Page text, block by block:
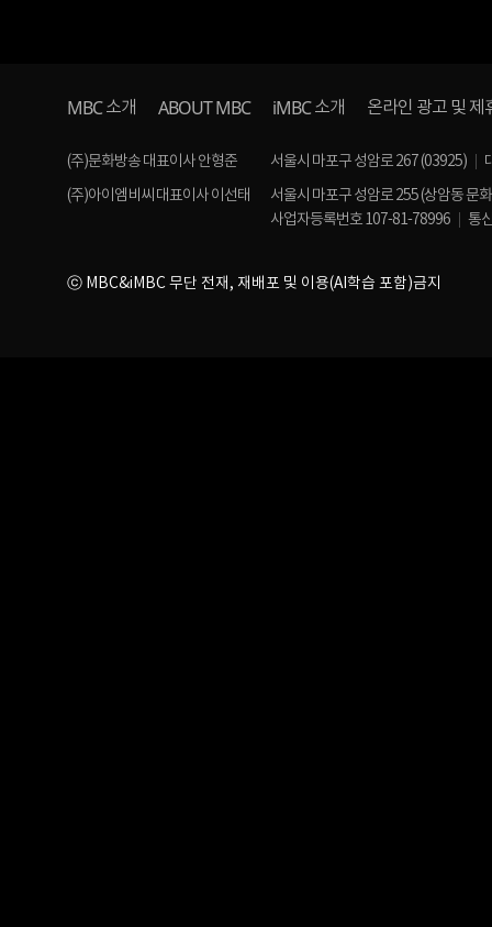
MBC소개 ABOUT MBC iMBC소개 온라인 광고 및 제
(주)문화방송 대표이사 안형준 서울시 마포구 성암로 267 (03925)
(주)아이엠비씨 대표이사 이선태
서울시 마포구 성암로 255 (상암동 문
사업자등록번호 107-81-78996
통
ⓒ MBC&iMBC 무단 전재, 재배포 및 이용(AI학습 포함)금지